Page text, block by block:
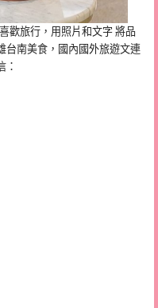
歡旅行，用照片和文字 將品
台南美食，國內國外旅遊文連
：